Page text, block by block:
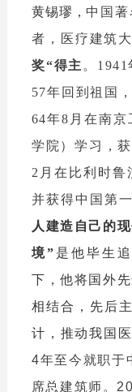
黄锡璆， 中国
者，医疗建筑
奖“得主 。
57年回到祖国
64年8月在南
学院）学习，
2月在比利时鲁
并获得中国第
人建造自己的
境” 是他毕生
下，他将国外
相结合，先后
计，推动我国
4年至今就职于
席总建筑师。